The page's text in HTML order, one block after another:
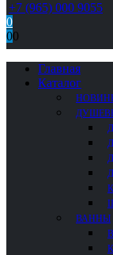
+7 (965) 000 9055
0
00
Главная
Каталог
ВАННЫ